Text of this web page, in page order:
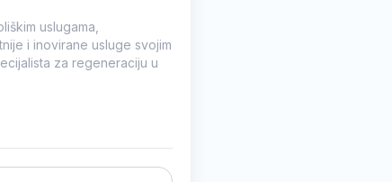
uslugama,
i inovirane usluge svojim
za regeneraciju u